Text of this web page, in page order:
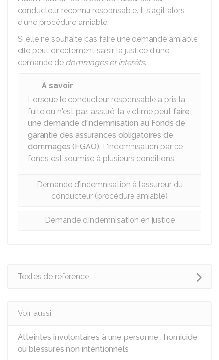
conducteur reconnu responsable. Il s'agit alors
d'une procédure amiable.
Si elle ne souhaite pas faire une demande amiable,
elle peut directement saisir la justice d'une
demande de dommages et intérêts.
À savoir
Lorsque le conducteur responsable a pris la
fuite ou n'est pas assuré, la victime peut faire
une demande d'indemnisation au Fonds de
garantie des assurances obligatoires de
dommages (FGAO). L'indemnisation par ce
fonds est soumise à plusieurs conditions.
Demande d’indemnisation à l’assureur du
conducteur (procédure amiable)
Demande d’indemnisation en justice
Textes de référence
Voir aussi
Atteintes involontaires à une personne : homicide
ou blessures non intentionnels